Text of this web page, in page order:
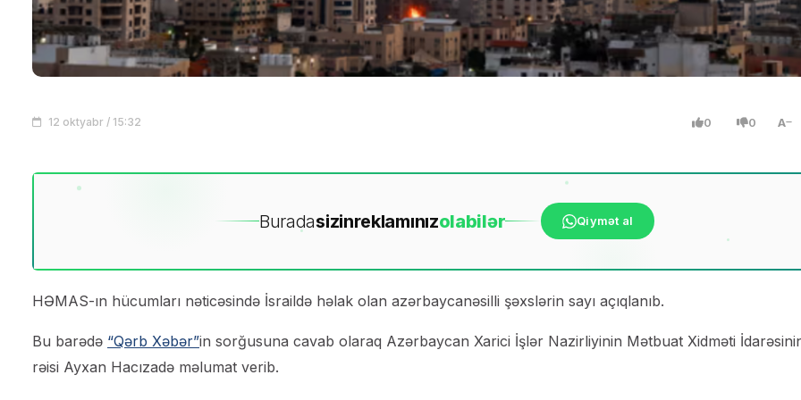
12 oktyabr / 15:32 0 0 A
Buradasizinreklamınızolabilər Qiymət al
HƏMAS-ın hücumları nəticəsində İsraildə həlak olan azərbaycanəsilli şəxslərin sayı açıqlanıb.
Bu barədə “Qərb Xəbər”in sorğusuna cavab olaraq Azərbaycan Xarici İşlər Nazirliyinin Mətbuat Xidməti
rəisi Ayxan Hacızadə məlumat verib.